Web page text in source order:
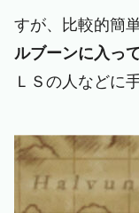
すが、比較的簡
ルブーンに入っ
ＬＳの人などに